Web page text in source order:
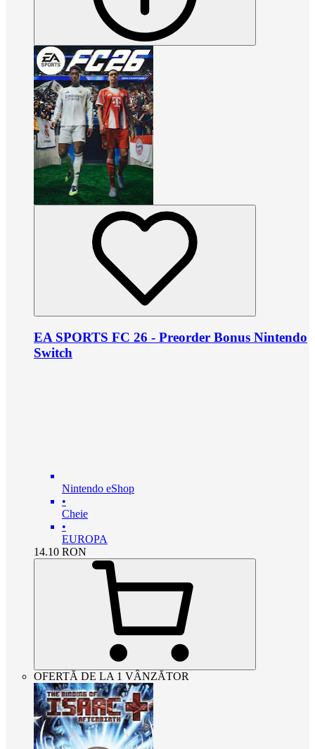
EA SPORTS FC 26 - Preorder Bonus Nintendo
Switch
Nintendo eShop
•
Cheie
•
EUROPA
14.10 RON
OFERTĂ DE LA 1 VÂNZĂTOR